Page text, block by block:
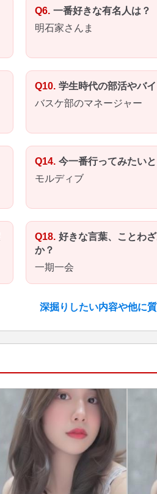
一番好きな有名人は？
明石家さんま
学生時代の部活やバ
バスケ部のマネージャー
今一番行ってみたい
モルディブ
好きな言葉、ことわ
か？
一期一会
深掘りしたい内容や他に